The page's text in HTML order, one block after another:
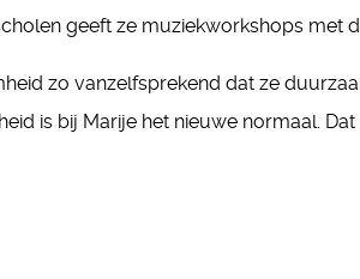
geeft ze muziekworkshops met
zo vanzelfsprekend dat ze
is bij Marije het nieuwe normaal.